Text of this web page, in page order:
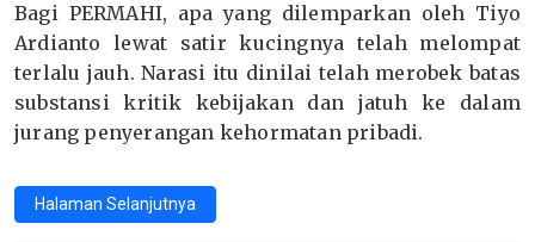
Bagi PERMAHI, apa yang dilemparkan oleh Tiyo
Ardianto lewat satir kucingnya telah melompat
terlalu jauh. Narasi itu dinilai telah merobek batas
substansi kritik kebijakan dan jatuh ke dalam
jurang penyerangan kehormatan pribadi.
Halaman Selanjutnya